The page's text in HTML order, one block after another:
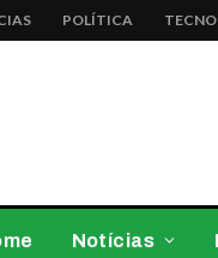
POLÍTICA
Notícias